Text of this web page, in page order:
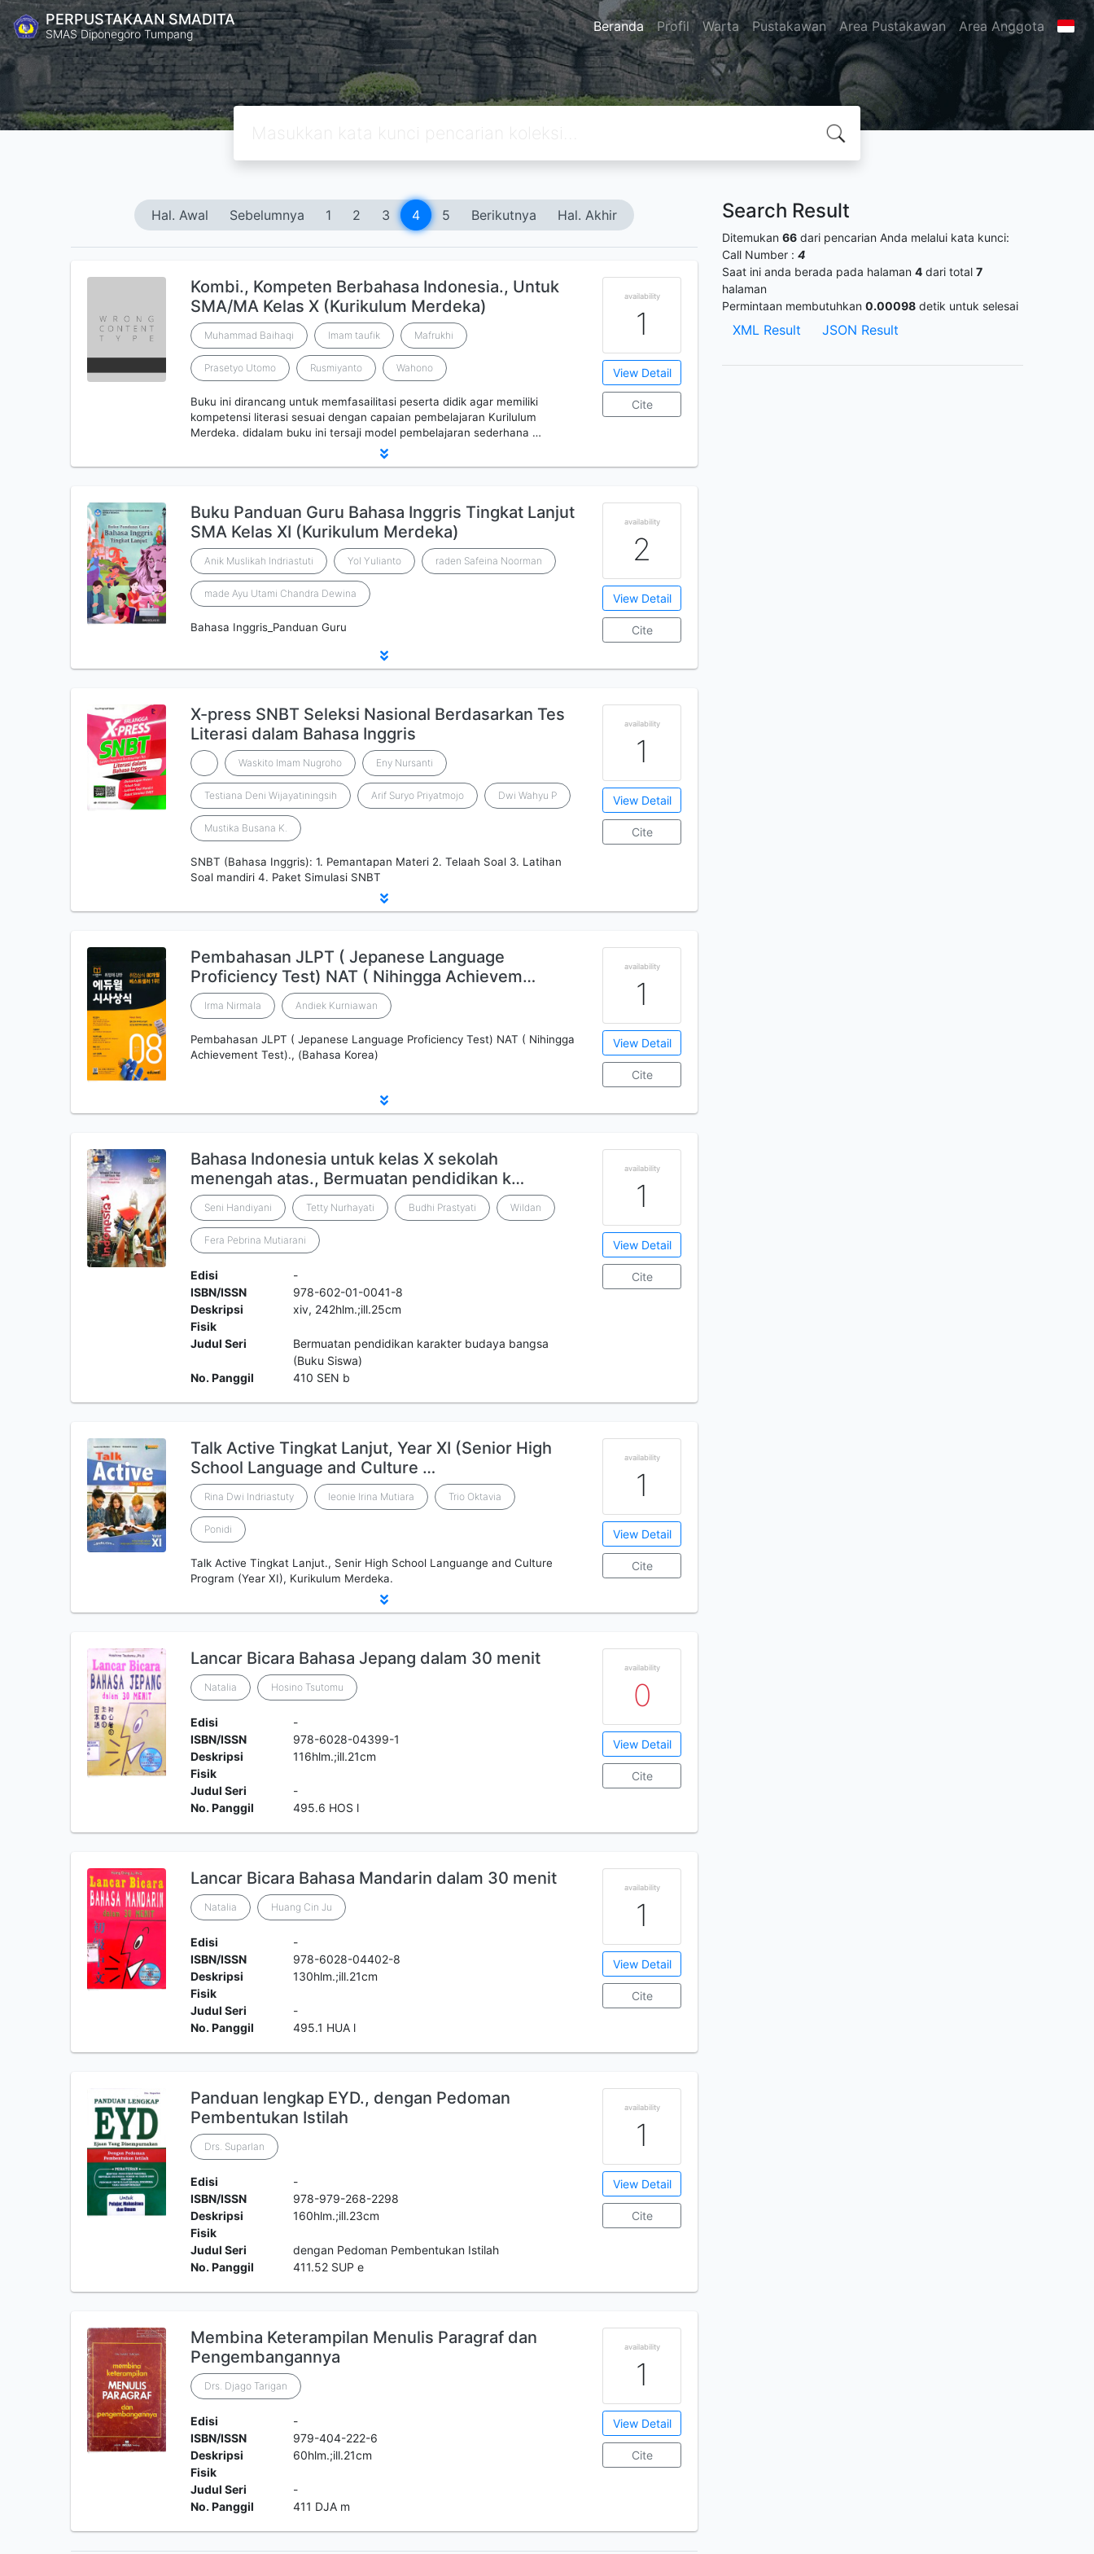
PERPUSTAKAAN SMADITA
SMAS Diponegoro Tumpang Beranda Profil Warta Pustakawan Area Pustakawan Area Anggota
Hal. Awal Sebelumnya 1 2 3 4 5 Berikutnya Hal. Akhir
Kombi., Kompeten Berbahasa Indonesia., Untuk
SMA/MA Kelas X (Kurikulum Merdeka)
Muhammad Baihaqi Imam taufik Mafrukhi
Prasetyo Utomo Rusmiyanto Wahono
Buku ini dirancang untuk memfasailitasi peserta didik agar memiliki
kompetensi literasi sesuai dengan capaian pembelajaran Kurilulum
Merdeka. didalam buku ini tersaji model pembelajaran sederhana …
availability
1
View Detail
Cite
Buku Panduan Guru Bahasa Inggris Tingkat Lanjut
SMA Kelas XI (Kurikulum Merdeka)
Anik Muslikah Indriastuti Yol Yulianto raden Safeina Noorman
made Ayu Utami Chandra Dewina
Bahasa Inggris_Panduan Guru
availability
2
View Detail
Cite
X-press SNBT Seleksi Nasional Berdasarkan Tes
Literasi dalam Bahasa Inggris
Waskito Imam Nugroho Eny Nursanti
Testiana Deni Wijayatiningsih Arif Suryo Priyatmojo Dwi Wahyu P
Mustika Busana K.
SNBT (Bahasa Inggris): 1. Pemantapan Materi 2. Telaah Soal 3. Latihan
Soal mandiri 4. Paket Simulasi SNBT
availability
1
View Detail
Cite
Pembahasan JLPT ( Jepanese Language
Proficiency Test) NAT ( Nihingga Achievem…
Irma Nirmala Andiek Kurniawan
Pembahasan JLPT ( Jepanese Language Proficiency Test) NAT ( Nihingga
Achievement Test)., (Bahasa Korea)
availability
1
View Detail
Cite
Bahasa Indonesia untuk kelas X sekolah
menengah atas., Bermuatan pendidikan k…
Seni Handiyani Tetty Nurhayati Budhi Prastyati Wildan
Fera Pebrina Mutiarani
Edisi
-
ISBN/ISSN
978-602-01-0041-8
Deskripsi
Fisik
xiv, 242hlm.;ill.25cm
Judul Seri
Bermuatan pendidikan karakter budaya bangsa
(Buku Siswa)
No. Panggil
410 SEN b
availability
1
View Detail
Cite
Talk Active Tingkat Lanjut, Year XI (Senior High
School Language and Culture …
Rina Dwi Indriastuty leonie Irina Mutiara Trio Oktavia
Ponidi
Talk Active Tingkat Lanjut., Senir High School Languange and Culture
Program (Year XI), Kurikulum Merdeka.
availability
1
View Detail
Cite
Lancar Bicara Bahasa Jepang dalam 30 menit
Natalia Hosino Tsutomu
Edisi
-
ISBN/ISSN
978-6028-04399-1
Deskripsi
Fisik
116hlm.;ill.21cm
Judul Seri
-
No. Panggil
495.6 HOS l
availability
0
View Detail
Cite
Lancar Bicara Bahasa Mandarin dalam 30 menit
Natalia Huang Cin Ju
Edisi
-
ISBN/ISSN
978-6028-04402-8
Deskripsi
Fisik
130hlm.;ill.21cm
Judul Seri
-
No. Panggil
495.1 HUA l
availability
1
View Detail
Cite
Panduan lengkap EYD., dengan Pedoman
Pembentukan Istilah
Drs. Suparlan
Edisi
-
ISBN/ISSN
978-979-268-2298
Deskripsi
Fisik
160hlm.;ill.23cm
Judul Seri
dengan Pedoman Pembentukan Istilah
No. Panggil
411.52 SUP e
availability
1
View Detail
Cite
Membina Keterampilan Menulis Paragraf dan
Pengembangannya
Drs. Djago Tarigan
Edisi
-
ISBN/ISSN
979-404-222-6
Deskripsi
Fisik
60hlm.;ill.21cm
Judul Seri
-
No. Panggil
411 DJA m
availability
1
View Detail
Cite
Search Result
Ditemukan 66 dari pencarian Anda melalui kata kunci:
Call Number : 4
Saat ini anda berada pada halaman 4 dari total 7
halaman
Permintaan membutuhkan 0.00098 detik untuk selesai
XML Result JSON Result